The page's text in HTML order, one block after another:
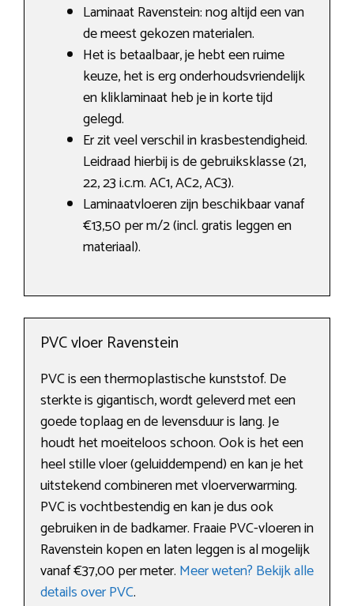
Laminaat Ravenstein: nog altijd een van
de meest gekozen materialen.
Het is betaalbaar, je hebt een ruime
keuze, het is erg onderhoudsvriendelijk
en kliklaminaat heb je in korte tijd
gelegd.
Er zit veel verschil in krasbestendigheid.
Leidraad hierbij is de gebruiksklasse (21,
22, 23 i.c.m. AC1, AC2, AC3).
Laminaatvloeren zijn beschikbaar vanaf
€13,50 per m/2 (incl. gratis leggen en
materiaal).
PVC vloer Ravenstein
PVC is een thermoplastische kunststof. De
sterkte is gigantisch, wordt geleverd met een
goede toplaag en de levensduur is lang. Je
houdt het moeiteloos schoon. Ook is het een
heel stille vloer (geluiddempend) en kan je het
uitstekend combineren met vloerverwarming.
PVC is vochtbestendig en kan je dus ook
gebruiken in de badkamer. Fraaie PVC-vloeren in
Ravenstein kopen en laten leggen is al mogelijk
vanaf €37,00 per meter. Meer weten? Bekijk alle
details over PVC.